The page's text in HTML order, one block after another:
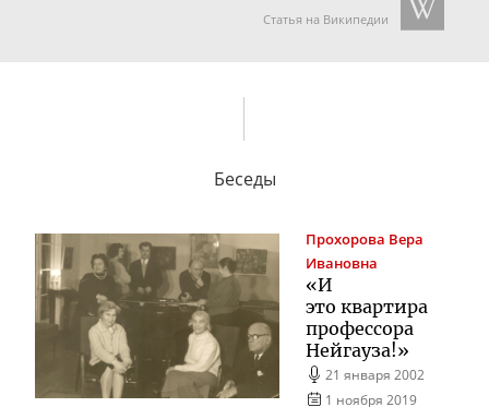
Статья на Википедии
Беседы
Прохорова Вера
Ивановна
«И
это квартира
профессора
Нейгауза!»
21 января 2002
1 ноября 2019